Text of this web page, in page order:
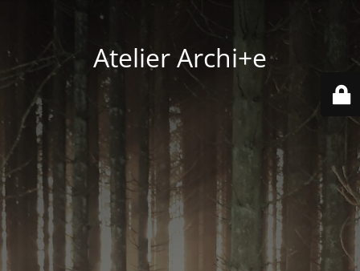
Atelier Archi+e